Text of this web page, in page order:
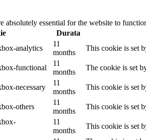
absolutely essential for the website to
Durata
analytics
11
months
This cookie is set
functional
11
months
The cookie is set
necessary
11
months
This cookie is set
others
11
months
This cookie is set
11
months
This cookie is set